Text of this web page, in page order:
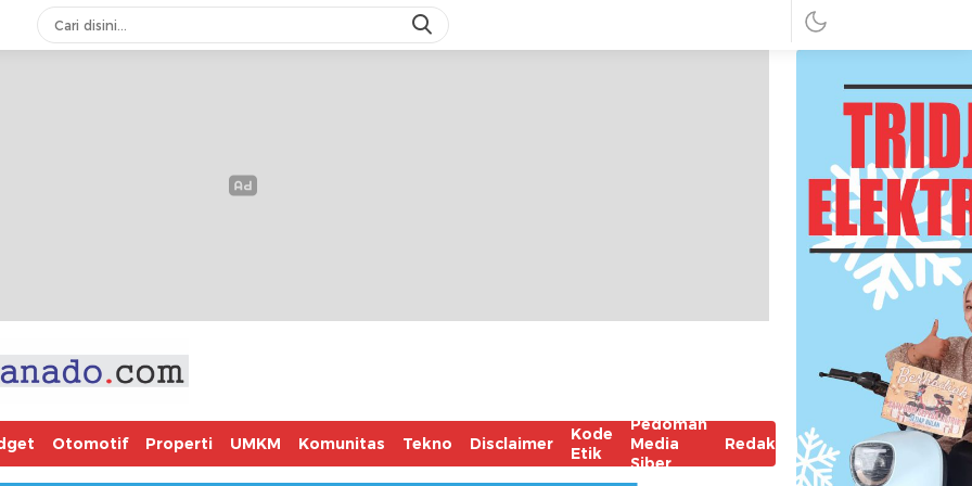
Otomotif Properti UMKM Komunitas Tekno Disclaimer
Kode
Etik
Pedoman
Media
Siber
Redaksi